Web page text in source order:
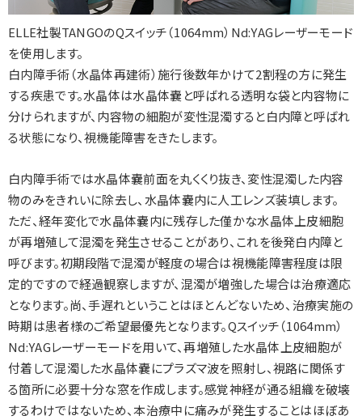
ELLE社製TANGOのQスイッチ（1064mm）Nd:YAGレーザーモード
を使用します。
白内障手術（水晶体再建術）施行後数年かけて2割程の方に発生
する疾患です。水晶体は水晶体嚢と呼ばれる透明な袋と内容物に
分けられますが、内容物の細胞が変性混濁すると白内障と呼ばれ
る状態になり、視機能障害をきたします。
白内障手術では水晶体嚢前面を丸くくり抜き、変性混濁した内容
物のみをきれいに除去し、水晶体嚢内に人工レンズ装填します。
ただ、経年変化で水晶体嚢内に残存した僅かな水晶体上皮細胞
が再増殖して混濁を発生させることがあり、これを後発白内障と
呼びます。初期段階で混濁が軽度の場合は視機能障害程度は限
定的ですので経過観察しますが、混濁が増強した場合は治療適応
となります。尚、手遅れということはほとんどないため、治療実施の
時期は患者様のご希望最優先となります。Qスイッチ（1064mm）
Nd:YAGレーザーモードを用いて、再増殖した水晶体上皮細胞が
付着して混濁した水晶体嚢にプラズマ波を照射し、視路に関係す
る箇所に必要十分な窓を作成します。感覚神経が通る組織を破壊
するわけではないため、本治療中に痛みが発生することはほぼあ